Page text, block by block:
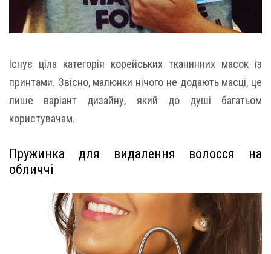
Існує ціла категорія корейських тканинних масок із
принтами. Звісно, малюнки нічого не додають масці, це
лише варіант дизайну, який до душі багатьом
користувачам.
Пружинка для видалення волосся на
обличчі